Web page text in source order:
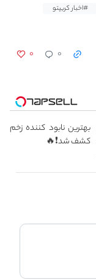
#اخبار کریپتو
۰ ۰
بهترین نابود کننده زخم
کشف شد❗🔥